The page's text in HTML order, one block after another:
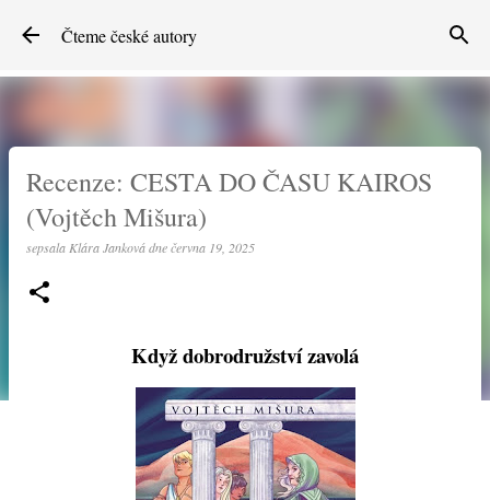
Přeskočit na hlavní obsah
Čteme české autory
Recenze: CESTA DO ČASU KAIROS
(Vojtěch Mišura)
sepsala Klára Jankovádnečervna 19, 2025
Když dobrodružství zavolá